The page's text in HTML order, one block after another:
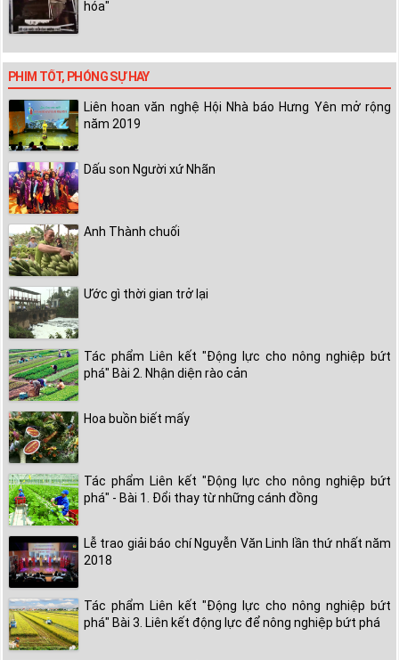
hóa"
PHIM TỐT, PHÓNG SỰ HAY
Liên hoan văn nghệ Hội Nhà báo Hưng Yên mở rộng
năm 2019
Dấu son Người xứ Nhãn
Anh Thành chuối
Ước gì thời gian trở lại
Tác phẩm Liên kết "Động lực cho nông nghiệp bứt
phá" Bài 2. Nhận diện rào cản
Hoa buồn biết mấy
Tác phẩm Liên kết "Động lực cho nông nghiệp bứt
phá" - Bài 1. Đổi thay từ những cánh đồng
Lễ trao giải báo chí Nguyễn Văn Linh lần thứ nhất năm
2018
Tác phẩm Liên kết "Động lực cho nông nghiệp bứt
phá" Bài 3. Liên kết động lực để nông nghiệp bứt phá